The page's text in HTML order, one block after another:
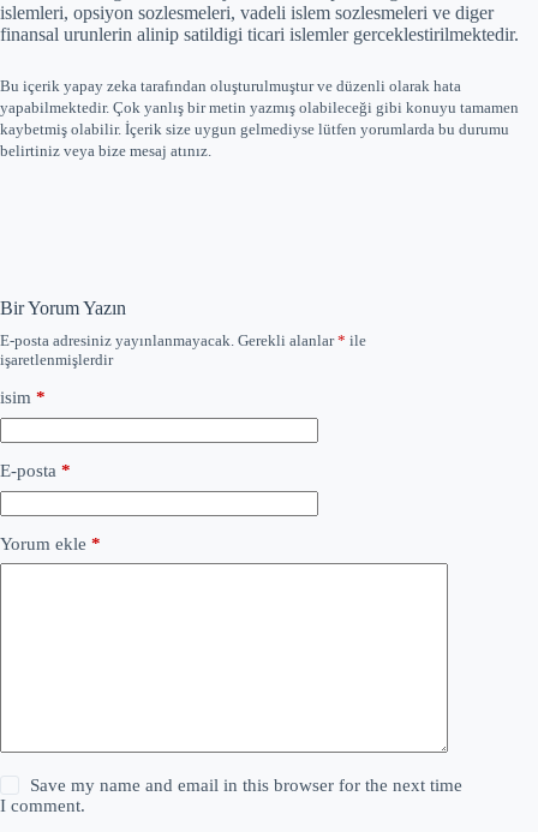
islemleri, opsiyon sozlesmeleri, vadeli islem sozlesmeleri ve diger
finansal urunlerin alinip satildigi ticari islemler gerceklestirilmektedir.
Bu içerik yapay zeka tarafından oluşturulmuştur ve düzenli olarak hata
yapabilmektedir. Çok yanlış bir metin yazmış olabileceği gibi konuyu tamamen
kaybetmiş olabilir. İçerik size uygun gelmediyse lütfen yorumlarda bu durumu
belirtiniz veya bize mesaj atınız.
Bir Yorum Yazın
E-posta adresiniz yayınlanmayacak. Gerekli alanlar* ile
işaretlenmişlerdir
isim *
E-posta *
Yorum ekle *
Save my name and email in this browser for the next time
I comment.